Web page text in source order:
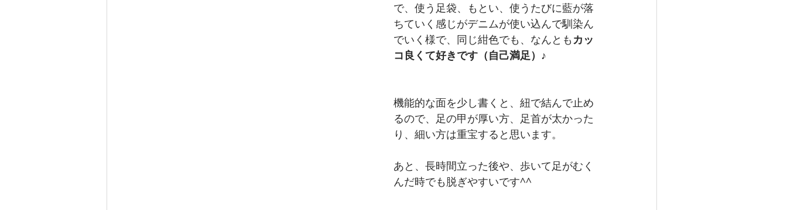
で、使う足袋、もとい、使うたびに藍が落
ちていく感じがデニムが使い込んで馴染ん
でいく様で、同じ紺色でも、なんともカッ
コ良くて好きです（自己満足）♪
機能的な面を少し書くと、紐で結んで止め
るので、足の甲が厚い方、足首が太かった
り、細い方は重宝すると思います。
あと、長時間立った後や、歩いて足がむく
んだ時でも脱ぎやすいです^^